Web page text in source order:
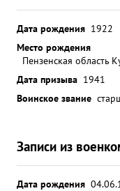
Дата рождения 1922
Место рождения
Пензенская область
Дата призыва 1941
Воинское звание
Записи из
Дата рождения